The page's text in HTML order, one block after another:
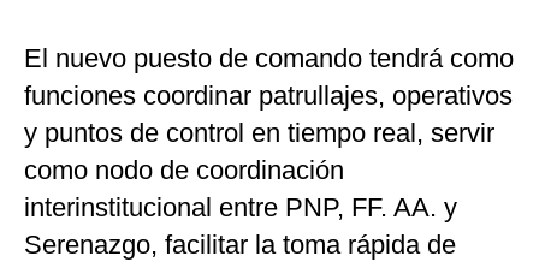
El nuevo puesto de comando tendrá como
funciones coordinar patrullajes, operativos
y puntos de control en tiempo real, servir
como nodo de coordinación
interinstitucional entre PNP, FF. AA. y
Serenazgo, facilitar la toma rápida de